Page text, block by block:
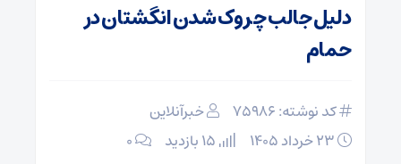
دلیل جالب چروک شدن انگشتان در
حمام
کد نوشته: 75986
خبرآنلاین
۰